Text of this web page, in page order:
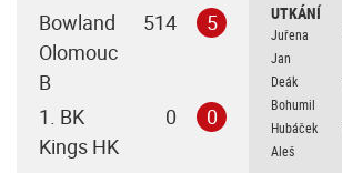
Bowland
Olomouc
B
514 5
1. BK
Kings HK
0 0
UTKÁNÍ
Juřena
Jan
Deák
Bohumil
Hubáček
Aleš